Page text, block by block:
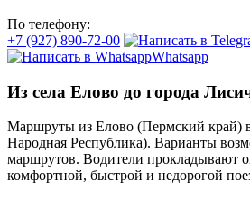
По телефону:
+7 (927) 890-72-00
Whatsapp
Из села Елово до города
Маршруты из Елово (Пермский край)
Народная Республика). Варианты
маршрутов. Водители прокладывают
комфортной, быстрой и недорогой